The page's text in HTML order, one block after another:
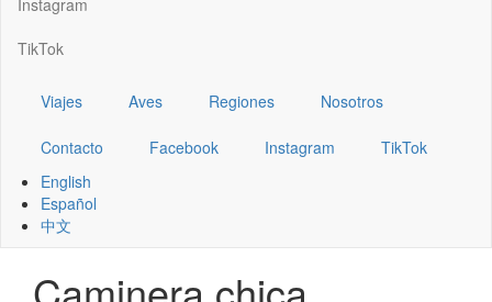
TikTok
Viajes Aves Regiones Nosotros
Contacto Facebook Instagram
TikTok
English
Español
中文